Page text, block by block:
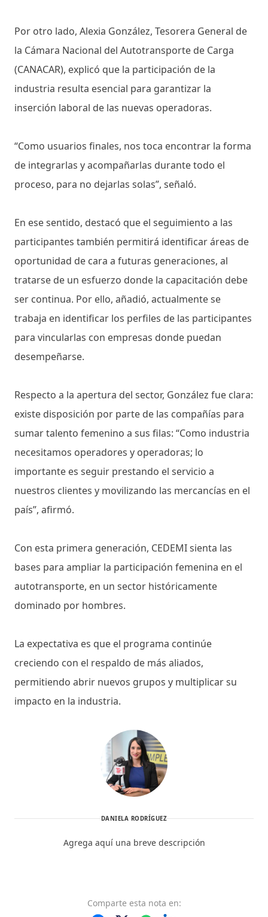
Por otro lado, Alexia González, Tesorera General de
la Cámara Nacional del Autotransporte de Carga
(CANACAR), explicó que la participación de la
industria resulta esencial para garantizar la
inserción laboral de las nuevas operadoras.
“Como usuarios finales, nos toca encontrar la forma
de integrarlas y acompañarlas durante todo el
proceso, para no dejarlas solas”, señaló.
En ese sentido, destacó que el seguimiento a las
participantes también permitirá identificar áreas de
oportunidad de cara a futuras generaciones, al
tratarse de un esfuerzo donde la capacitación debe
ser continua. Por ello, añadió, actualmente se
trabaja en identificar los perfiles de las participantes
para vincularlas con empresas donde puedan
desempeñarse.
Respecto a la apertura del sector, González fue clara:
existe disposición por parte de las compañías para
sumar talento femenino a sus filas: “Como industria
necesitamos operadores y operadoras; lo
importante es seguir prestando el servicio a
nuestros clientes y movilizando las mercancías en el
país”, afirmó.
Con esta primera generación, CEDEMI sienta las
bases para ampliar la participación femenina en el
autotransporte, en un sector históricamente
dominado por hombres.
La expectativa es que el programa continúe
creciendo con el respaldo de más aliados,
permitiendo abrir nuevos grupos y multiplicar su
impacto en la industria.
DANIELA RODRÍGUEZ
Agrega aquí una breve descripción
Comparte esta nota en: